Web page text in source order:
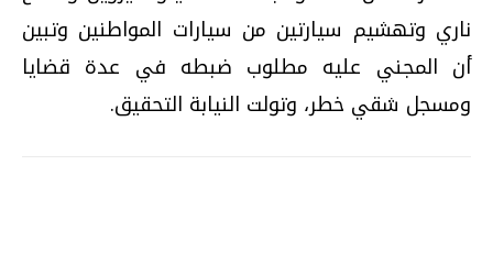
ناري وتهشيم سيارتين من سيارات المواطنين وتبين
أن المجني عليه مطلوب ضبطه في عدة قضايا
ومسجل شقي خطر، وتولت النيابة التحقيق.